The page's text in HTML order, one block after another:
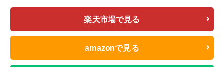
楽天市場で見る
amazonで見る